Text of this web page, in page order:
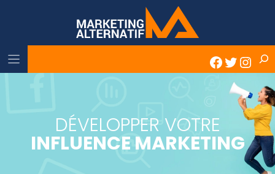
Twitter
DÉVELOPPER VOTRE
INFLUENCE MARKETING